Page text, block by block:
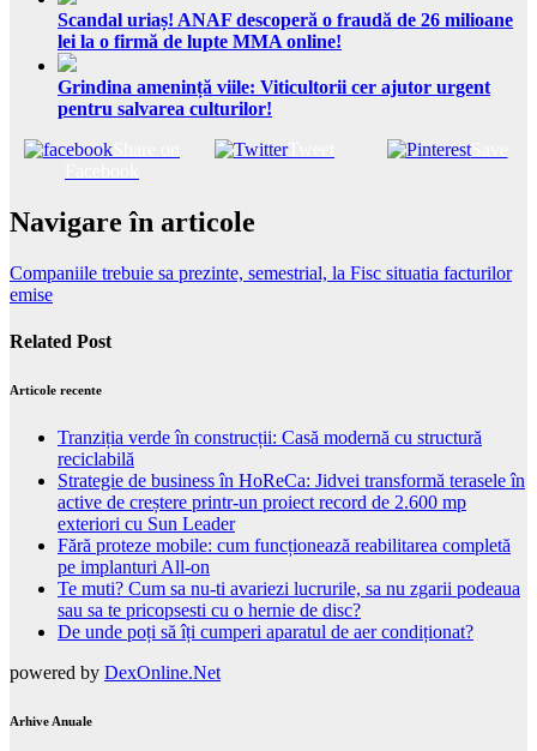
Scandal uriaș! ANAF descoperă o fraudă de 26 milioane
lei la o firmă de lupte MMA online!
Grindina amenință viile: Viticultorii cer ajutor urgent
pentru salvarea culturilor!
Tweet Save
Navigare în articole
Companiile trebuie sa prezinte, semestrial, la Fisc situatia facturilor
emise
Related Post
Articole recente
Tranziția verde în construcții: Casă modernă cu structură
reciclabilă
Strategie de business în HoReCa: Jidvei transformă terasele în
active de creștere printr-un proiect record de 2.600 mp
exteriori cu Sun Leader
Fără proteze mobile: cum funcționează reabilitarea completă
pe implanturi All-on
Te muti? Cum sa nu-ti avariezi lucrurile, sa nu zgarii podeaua
sau sa te pricopsesti cu o hernie de disc?
De unde poți să îți cumperi aparatul de aer condiționat?
powered by DexOnline.Net
Arhive Anuale